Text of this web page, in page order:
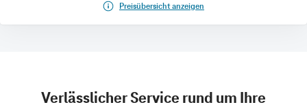
Preisübersicht anzeigen